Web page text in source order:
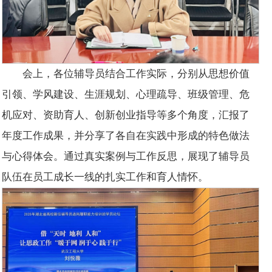
会上，各位辅导员结合工作实际，分别从思想价值
引领、学风建设、生涯规划、心理疏导、班级管理、危
机应对、资助育人、创新创业指导等多个角度，汇报了
年度工作成果，并分享了各自在实践中形成的特色做法
与心得体会。通过真实案例与工作反思，展现了辅导员
队伍在员工成长一线的扎实工作和育人情怀。